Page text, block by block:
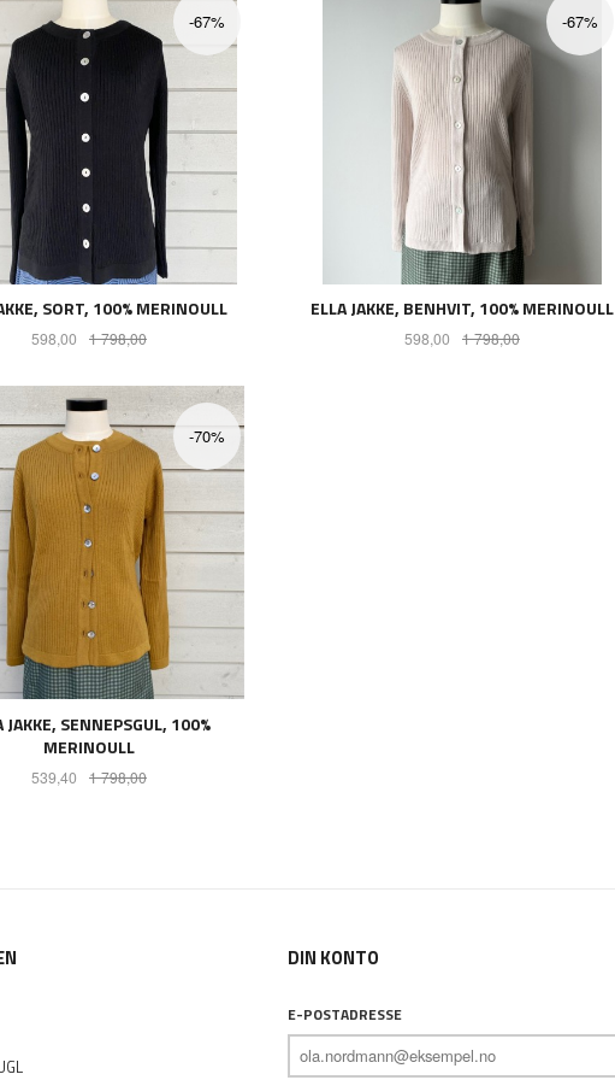
SORT, 100% MERINOULL
Tilbud
598,00 1 798,00Rabatt
-67%
LES MER
ELLA JAKKE, BENHVIT, 100% MERINOULL
Tilbud
598,00 1 798,00Rabatt
-67%
JAKKE, SENNEPSGUL, 100%
MERINOULL
Tilbud
539,40 1 798,00Rabatt
-70%
DIN KONTO
E-POSTADRESSE